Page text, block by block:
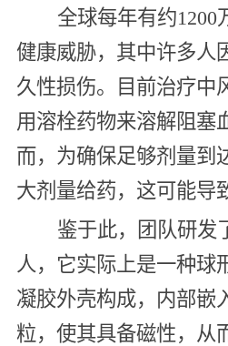
全球每年有约1200
健康威胁，其中许多人
久性损伤。目前治疗中
用溶栓药物来溶解阻塞
而，为确保足够剂量到
大剂量给药，这可能导
鉴于此，团队研发
人，它实际上是一种球
凝胶外壳构成，内部嵌
粒，使其具备磁性，从